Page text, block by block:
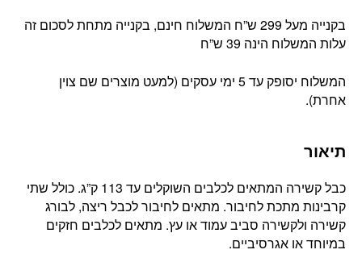
בקנייה מעל 299 ש”ח המשלוח חינם, בקנייה מתחת לסכום זה
עלות המשלוח הינה 39 ש”ח
המשלוח יסופק עד 5 ימי עסקים (למעט מוצרים שם צוין
אחרת).
תיאור
כבל קשירה המתאים לכלבים השוקלים עד 113 ק”ג. כולל שתי
קרבינות מתכת לחיבור. מתאים לחיבור לכבל ריצה, לבורג
קשירה ולקשירה סביב עמוד או עץ. מתאים לכלבים חזקים
במיוחד או אגרסיביים.